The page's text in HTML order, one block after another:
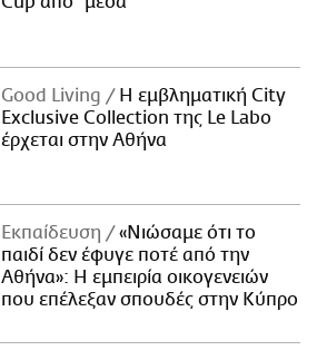
Good Living
Η εμβληματική City
Exclusive Collection της Le Labo
έρχεται στην Αθήνα
Εκπαίδευση
«Νιώσαμε ότι το
παιδί δεν έφυγε ποτέ από την
Αθήνα»: Η εμπειρία οικογενειών
που επέλεξαν σπουδές στην Κύπρο